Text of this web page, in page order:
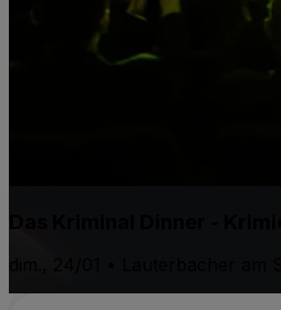
Das Kriminal Dinner -